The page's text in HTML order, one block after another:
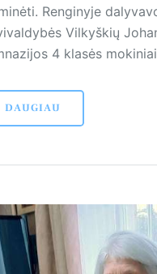
Renginyje
Vilkyškių
4 klasės
DAUGIAU